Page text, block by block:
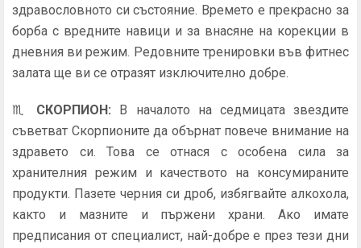
здравословното си състояние. Времето е прекрасно за
борба с вредните навици и за внасяне на корекции в
дневния ви режим. Редовните тренировки във фитнес
залата ще ви се отразят изключително добре.
♏ СКОРПИОН: В началото на седмицата звездите
съветват Скорпионите да обърнат повече внимание на
здравето си. Това се отнася с особена сила за
хранителния режим и качеството на консумираните
продукти. Пазете черния си дроб, избягвайте алкохола,
както и мазните и пържени храни. Ако имате
предписания от специалист, най-добре е през тези дни